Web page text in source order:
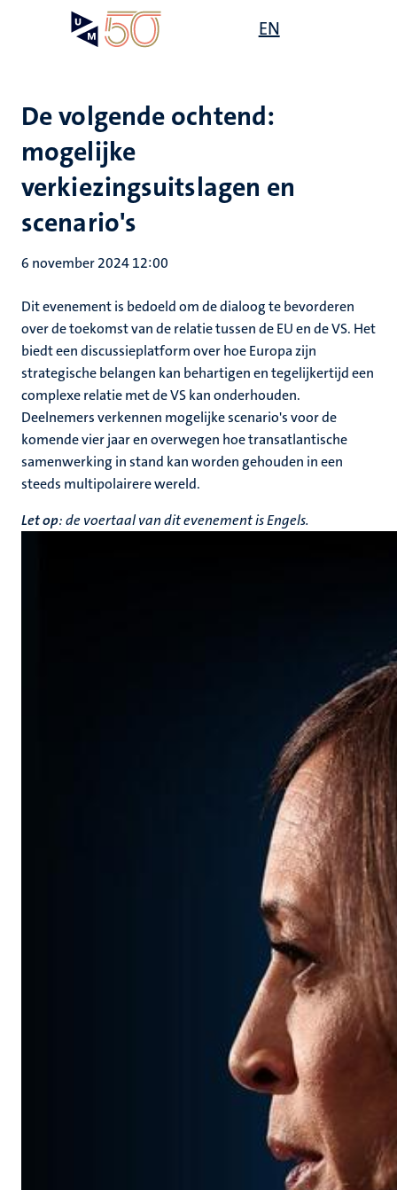
gaan
EN
De volgende ochtend:
mogelijke
verkiezingsuitslagen en
scenario's
6 november 2024 12:00
Dit evenement is bedoeld om de dialoog te bevorderen
over de toekomst van de relatie tussen de EU en de VS. Het
biedt een discussieplatform over hoe Europa zijn
strategische belangen kan behartigen en tegelijkertijd een
complexe relatie met de VS kan onderhouden.
Deelnemers verkennen mogelijke scenario's voor de
komende vier jaar en overwegen hoe transatlantische
samenwerking in stand kan worden gehouden in een
steeds multipolairere wereld.
Let op: de voertaal van dit evenement is Engels.